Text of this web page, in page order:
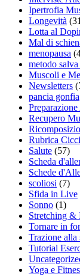
Ipertrofia
Longevità
Lotta al
Mal di
menopausa
metodo
Muscoli e
Newsletters
pancia gonfia
Recupero
Rubrica
Salute (57)
Scheda
Schede
scoliosi (7)
Sfida in Live
Sonno (1)
Stretching
Tornare in
Trazione alla
Tutorial
Yoga e